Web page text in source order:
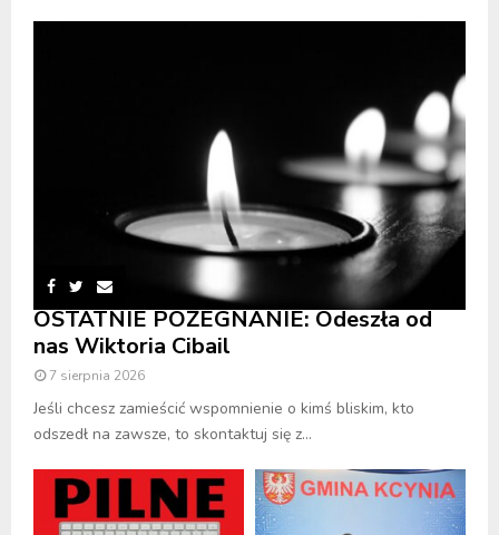
OSTATNIE POŻEGNANIE: Odeszła od
nas Wiktoria Cibail
7 sierpnia 2026
Jeśli chcesz zamieścić wspomnienie o kimś bliskim, kto
odszedł na zawsze, to skontaktuj się z...